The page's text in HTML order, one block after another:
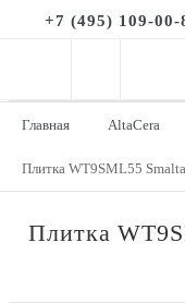
+7 (495) 109-00-
Главная AltaCera
Плитка WT9SML55
Плитка